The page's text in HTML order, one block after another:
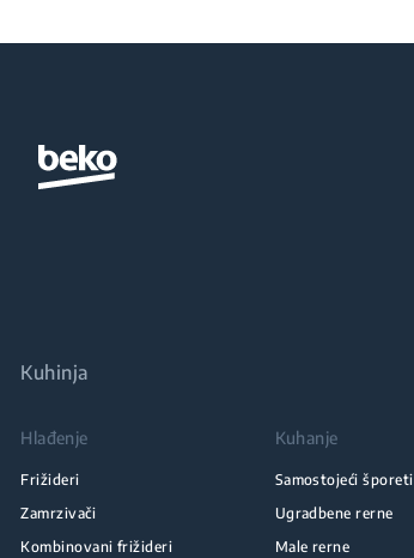
Kuhinja
Hlađenje
Frižideri
Zamrzivači
Kombinovani frižideri
Kuhanje
Samostojeći šporeti
Ugradbene rerne
Male rerne